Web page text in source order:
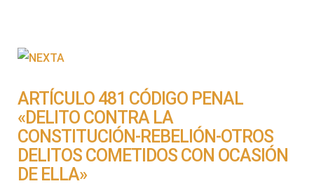
ARTÍCULO 481 CÓDIGO PENAL
«DELITO CONTRA LA
CONSTITUCIÓN-REBELIÓN-OTROS
DELITOS COMETIDOS CON OCASIÓN
DE ELLA»